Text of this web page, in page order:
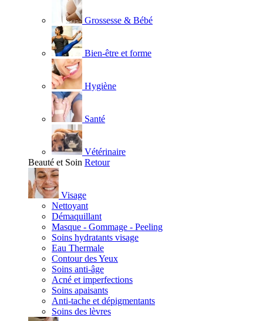
Grossesse & Bébé
Bien-être et forme
Hygiène
Santé
Vétérinaire
Beauté et Soin Retour
Visage
Nettoyant
Démaquillant
Masque - Gommage - Peeling
Soins hydratants visage
Eau Thermale
Contour des Yeux
Soins anti-âge
Acné et imperfections
Soins apaisants
Anti-tache et dépigmentants
Soins des lèvres